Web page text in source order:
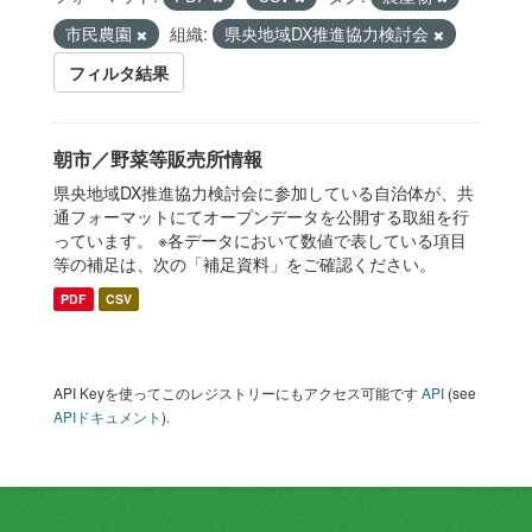
市民農園
組織:
県央地域DX推進協力検討会
フィルタ結果
朝市／野菜等販売所情報
県央地域DX推進協力検討会に参加している自治体が、共
通フォーマットにてオープンデータを公開する取組を行
っています。 ※各データにおいて数値で表している項目
等の補足は、次の「補足資料」をご確認ください。
PDF CSV
API Keyを使ってこのレジストリーにもアクセス可能ですAPI (see
APIドキュメント).